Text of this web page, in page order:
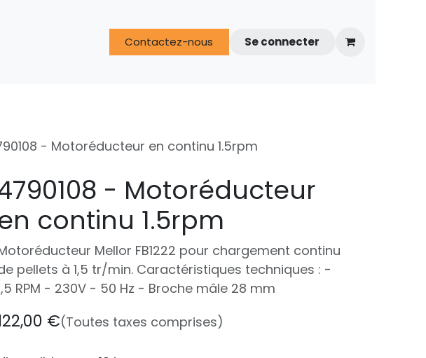
FAQ Espace techniciens
Contactez-nous Se connecter
- Motoréducteur en continu 1.5rpm
- Motoréducteur
continu 1.5rpm
Mellor FB1222 pour chargement continu
pellets à 1,5 tr/min. Caractéristiques techniques : -
RPM - 230V - 50 Hz - Broche mâle 28 mm
€(Toutes taxes comprises)